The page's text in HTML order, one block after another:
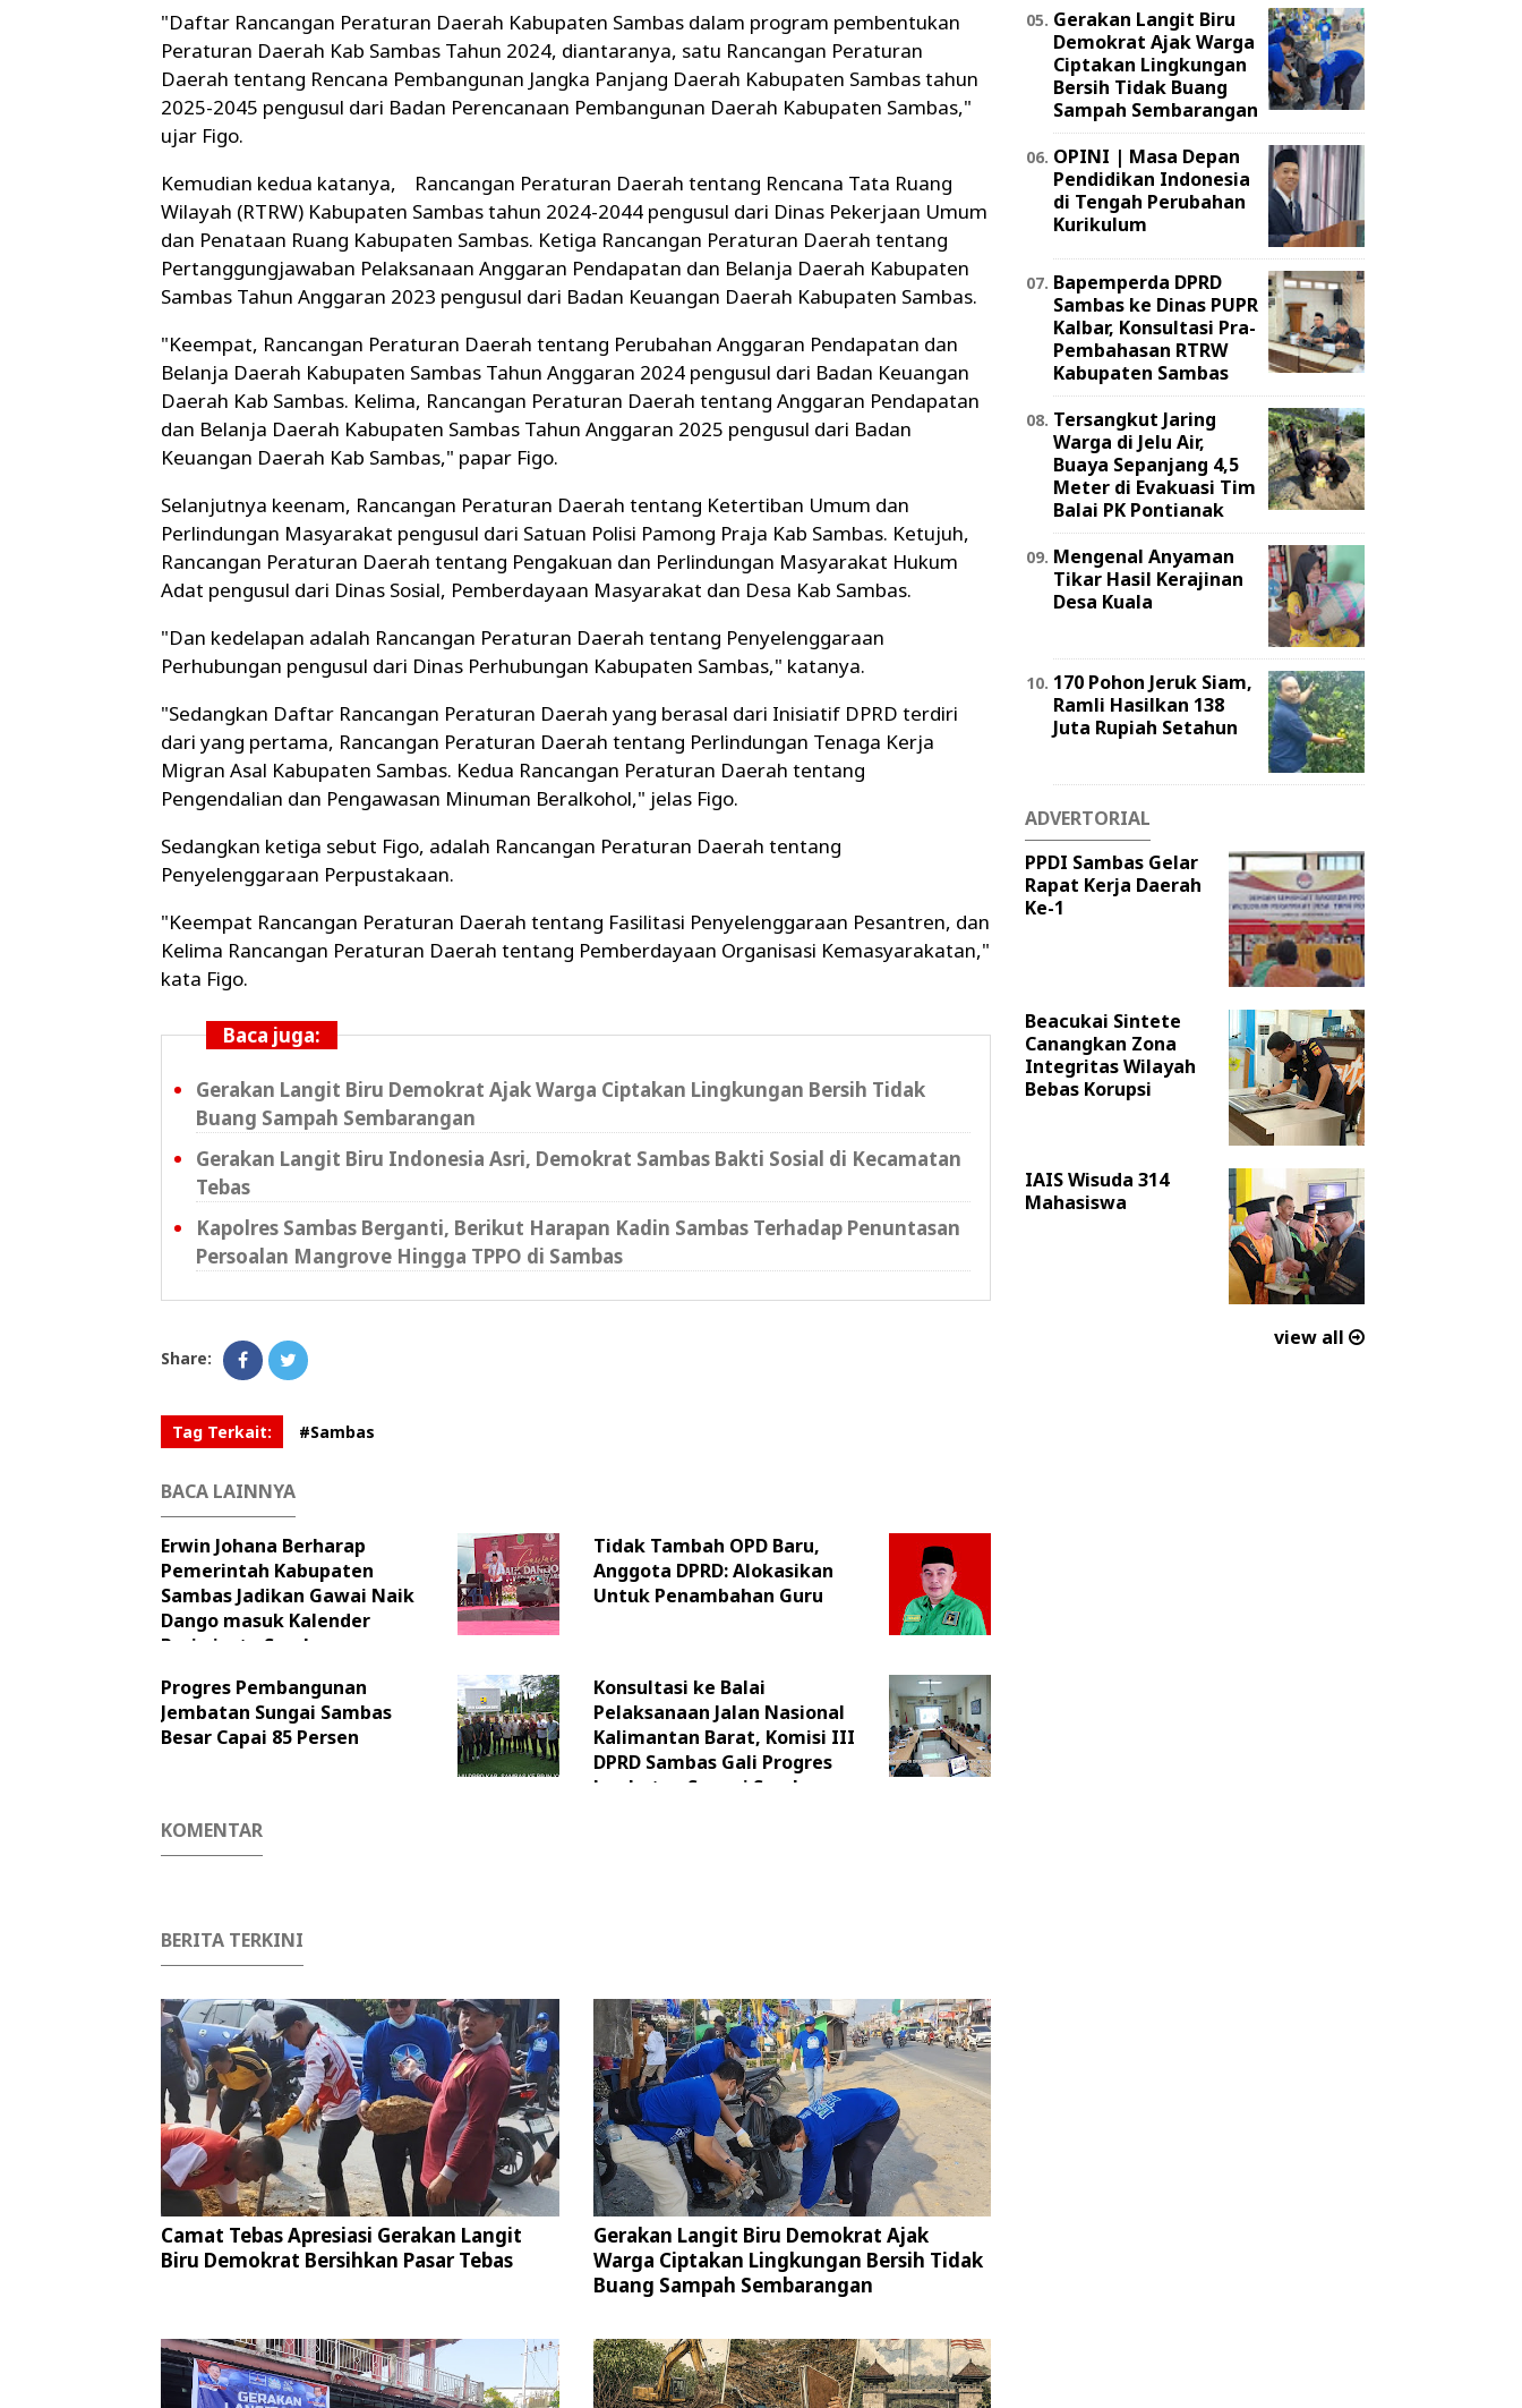
"Daftar Rancangan Peraturan Daerah Kabupaten Sambas dalam program pembentukan
Peraturan Daerah Kab Sambas Tahun 2024, diantaranya, satu Rancangan Peraturan
Daerah tentang Rencana Pembangunan Jangka Panjang Daerah Kabupaten Sambas tahun
2025-2045 pengusul dari Badan Perencanaan Pembangunan Daerah Kabupaten Sambas,"
ujar Figo.
Kemudian kedua katanya,
Rancangan Peraturan Daerah tentang Rencana Tata Ruang
Wilayah (RTRW) Kabupaten Sambas tahun 2024-2044 pengusul dari Dinas Pekerjaan Umum
dan Penataan Ruang Kabupaten Sambas. Ketiga Rancangan Peraturan Daerah tentang
Pertanggungjawaban Pelaksanaan Anggaran Pendapatan dan Belanja Daerah Kabupaten
Sambas Tahun Anggaran 2023 pengusul dari Badan Keuangan Daerah Kabupaten Sambas.
"Keempat, Rancangan Peraturan Daerah tentang Perubahan Anggaran Pendapatan dan
Belanja Daerah Kabupaten Sambas Tahun Anggaran 2024 pengusul dari Badan Keuangan
Daerah Kab Sambas. Kelima, Rancangan Peraturan Daerah tentang Anggaran Pendapatan
dan Belanja Daerah Kabupaten Sambas Tahun Anggaran 2025 pengusul dari Badan
Keuangan Daerah Kab Sambas," papar Figo.
Selanjutnya keenam, Rancangan Peraturan Daerah tentang Ketertiban Umum dan
Perlindungan Masyarakat pengusul dari Satuan Polisi Pamong Praja Kab Sambas. Ketujuh,
Rancangan Peraturan Daerah tentang Pengakuan dan Perlindungan Masyarakat Hukum
Adat pengusul dari Dinas Sosial, Pemberdayaan Masyarakat dan Desa Kab Sambas.
"Dan kedelapan adalah Rancangan Peraturan Daerah tentang Penyelenggaraan
Perhubungan pengusul dari Dinas Perhubungan Kabupaten Sambas," katanya.
"Sedangkan Daftar Rancangan Peraturan Daerah yang berasal dari Inisiatif DPRD terdiri
dari yang pertama, Rancangan Peraturan Daerah tentang Perlindungan Tenaga Kerja
Migran Asal Kabupaten Sambas. Kedua Rancangan Peraturan Daerah tentang
Pengendalian dan Pengawasan Minuman Beralkohol," jelas Figo.
Sedangkan ketiga sebut Figo, adalah Rancangan Peraturan Daerah tentang
Penyelenggaraan Perpustakaan.
"Keempat Rancangan Peraturan Daerah tentang Fasilitasi Penyelenggaraan Pesantren, dan
Kelima Rancangan Peraturan Daerah tentang Pemberdayaan Organisasi Kemasyarakatan,"
kata Figo.
Baca juga:
Gerakan Langit Biru Demokrat Ajak Warga Ciptakan Lingkungan Bersih Tidak
Buang Sampah Sembarangan
Gerakan Langit Biru Indonesia Asri, Demokrat Sambas Bakti Sosial di Kecamatan
Tebas
Kapolres Sambas Berganti, Berikut Harapan Kadin Sambas Terhadap Penuntasan
Persoalan Mangrove Hingga TPPO di Sambas
Share:
Tag Terkait: #Sambas
BACA LAINNYA
Erwin Johana Berharap
Pemerintah Kabupaten
Sambas Jadikan Gawai Naik
Dango masuk Kalender
Pariwisata Sambas
Tidak Tambah OPD Baru,
Anggota DPRD: Alokasikan
Untuk Penambahan Guru
Progres Pembangunan
Jembatan Sungai Sambas
Besar Capai 85 Persen
Konsultasi ke Balai
Pelaksanaan Jalan Nasional
Kalimantan Barat, Komisi III
DPRD Sambas Gali Progres
Jembatan Sungai Sambas
KOMENTAR
BERITA TERKINI
Camat Tebas Apresiasi Gerakan Langit
Biru Demokrat Bersihkan Pasar Tebas
Gerakan Langit Biru Demokrat Ajak
Warga Ciptakan Lingkungan Bersih Tidak
Buang Sampah Sembarangan
Gerakan Langit Biru
Demokrat Ajak Warga
Ciptakan Lingkungan
Bersih Tidak Buang
Sampah Sembarangan
OPINI | Masa Depan
Pendidikan Indonesia
di Tengah Perubahan
Kurikulum
Bapemperda DPRD
Sambas ke Dinas PUPR
Kalbar, Konsultasi Pra-
Pembahasan RTRW
Kabupaten Sambas
Tersangkut Jaring
Warga di Jelu Air,
Buaya Sepanjang 4,5
Meter di Evakuasi Tim
Balai PK Pontianak
Mengenal Anyaman
Tikar Hasil Kerajinan
Desa Kuala
170 Pohon Jeruk Siam,
Ramli Hasilkan 138
Juta Rupiah Setahun
ADVERTORIAL
PPDI Sambas Gelar
Rapat Kerja Daerah
Ke-1
Beacukai Sintete
Canangkan Zona
Integritas Wilayah
Bebas Korupsi
IAIS Wisuda 314
Mahasiswa
view all